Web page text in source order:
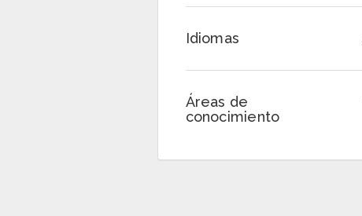
Idiomas
Áreas de
conocimiento